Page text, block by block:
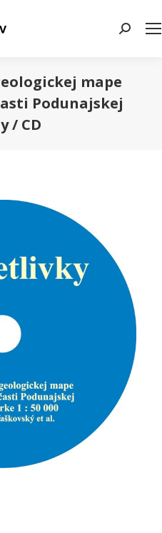
Search:
mape
Podunajskej
/ CD